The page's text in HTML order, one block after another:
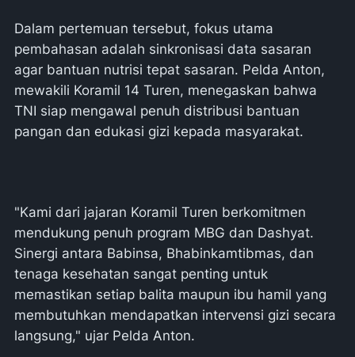
Dalam pertemuan tersebut, fokus utama
pembahasan adalah sinkronisasi data sasaran
agar bantuan nutrisi tepat sasaran. Pelda Anton,
mewakili Koramil 14 Turen, menegaskan bahwa
TNI siap mengawal penuh distribusi bantuan
pangan dan edukasi gizi kepada masyarakat.
"Kami dari jajaran Koramil Turen berkomitmen
mendukung penuh program MBG dan Dashyat.
Sinergi antara Babinsa, Bhabinkamtibmas, dan
tenaga kesehatan sangat penting untuk
memastikan setiap balita maupun ibu hamil yang
membutuhkan mendapatkan intervensi gizi secara
langsung," ujar Pelda Anton.